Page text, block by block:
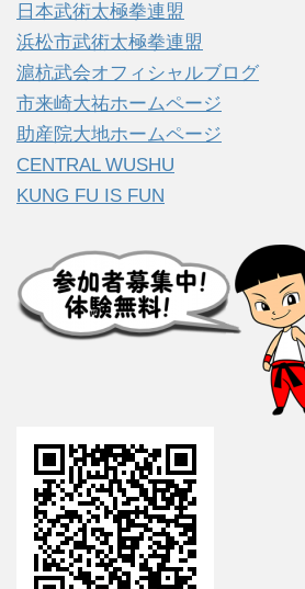
日本武術太極拳連盟
浜松市武術太極拳連盟
滬杭武会オフィシャルブログ
市来崎大祐ホームページ
助産院大地ホームページ
CENTRAL WUSHU
KUNG FU IS FUN